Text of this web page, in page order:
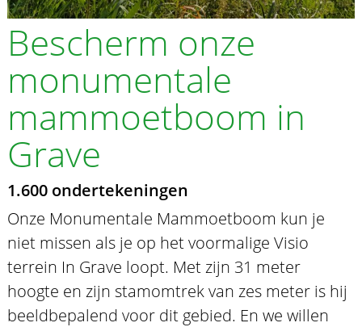
Bescherm onze
monumentale
mammoetboom in
Grave
1.600 ondertekeningen
Onze Monumentale Mammoetboom kun je
niet missen als je op het voormalige Visio
terrein In Grave loopt. Met zijn 31 meter
hoogte en zijn stamomtrek van zes meter is hij
beeldbepalend voor dit gebied. En we willen